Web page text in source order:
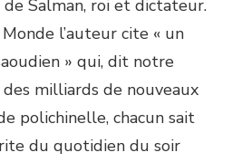
Salman, roi et dictateur.
l’auteur cite « un
» qui, dit notre
milliards de nouveaux
polichinelle, chacun sait
du quotidien du soir